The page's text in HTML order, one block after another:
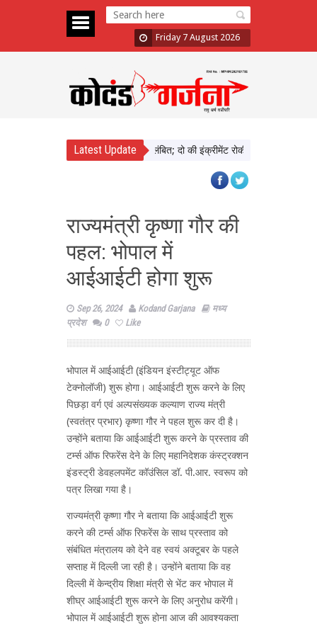
Friday 7 August 2026
Latest Update
में दिखाई सख्ती, 3 अधिकारी निलंबित; दो की इंक्रीमेंट रोकी
राज्यमंत्री कृष्णा गौर की
पहल: भोपाल में
आईआईटी होगा शुरू
Sep 26, 2024 Kodand Garjana
मध्य
प्रदेश
0 Like
भोपाल में आईआईटी (इंडियन इंस्टीट्यूट ऑफ
टेक्नोलॉजी) शुरू होगा। आईआईटी शुरू करने के लिए
पिछड़ा वर्ग एवं अल्पसंख्यक कल्याण राज्य मंत्री
(स्वतंत्र प्रभार) कृष्णा गौर ने पहल शुरू कर दी है।
उन्होंने बताया कि आईआईटी शुरू करने के प्रस्ताव की
टर्म्स ऑफ रिफरेंस देने के लिए महानिदेशक कंस्ट्रक्शन
इंडस्ट्री डेवहलपमेंट कॉउंसिल डॉ. पी.आर. स्वरूप को
पत्र लिखा गया है।
राज्यमंत्री कृष्णा गौर ने बताया कि आईआईटी शुरू
करने की टर्म्स ऑफ रिफरेंस के साथ प्रस्ताव को
संबंधित मंत्रालय को देने वह स्वयं अक्टूबर के पहले
सप्ताह में दिल्ली जा रही है। उन्होंने बताया कि वह
दिल्ली में केन्द्रीय शिक्षा मंत्री से भेंट कर भोपाल में
शीघ्र आईआईटी शुरू करने के लिए अनुरोध करेंगी।
भोपाल में आईआईटी शुरू होना आज की आवश्यकता